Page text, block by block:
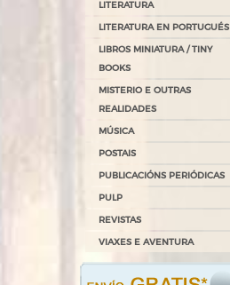
LITERATURA
LITERATURA EN PORTUGUÉS
LIBROS MINIATURA / TINY
BOOKS
MISTERIO E OUTRAS
REALIDADES
MÚSICA
POSTAIS
PUBLICACIÓNS PERIÓDICAS
PULP
REVISTAS
VIAXES E AVENTURA